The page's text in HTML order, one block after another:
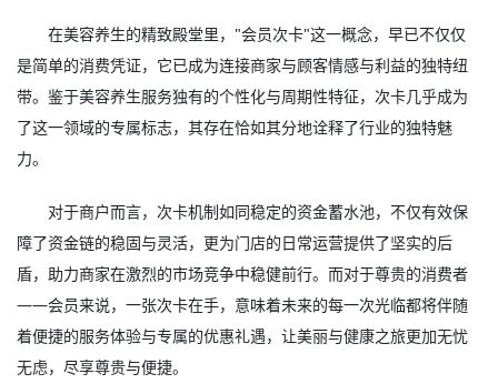
在美容养生的精致殿堂里，"会员次卡"这一概念，早已不仅仅
是简单的消费凭证，它已成为连接商家与顾客情感与利益的独特纽
带。鉴于美容养生服务独有的个性化与周期性特征，次卡几乎成为
了这一领域的专属标志，其存在恰如其分地诠释了行业的独特魅
力。
对于商户而言，次卡机制如同稳定的资金蓄水池，不仅有效保
障了资金链的稳固与灵活，更为门店的日常运营提供了坚实的后
盾，助力商家在激烈的市场竞争中稳健前行。而对于尊贵的消费者
——会员来说，一张次卡在手，意味着未来的每一次光临都将伴随
着便捷的服务体验与专属的优惠礼遇，让美丽与健康之旅更加无忧
无虑，尽享尊贵与便捷。